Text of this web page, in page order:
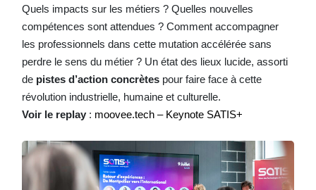
Quels impacts sur les métiers ? Quelles nouvelles
compétences sont attendues ? Comment accompagner
les professionnels dans cette mutation accélérée sans
perdre le sens du métier ? Un état des lieux lucide, assorti
de pistes d’action concrètespour faire face à cette
révolution industrielle, humaine et culturelle.
Voir le replay: moovee.tech – Keynote SATIS+